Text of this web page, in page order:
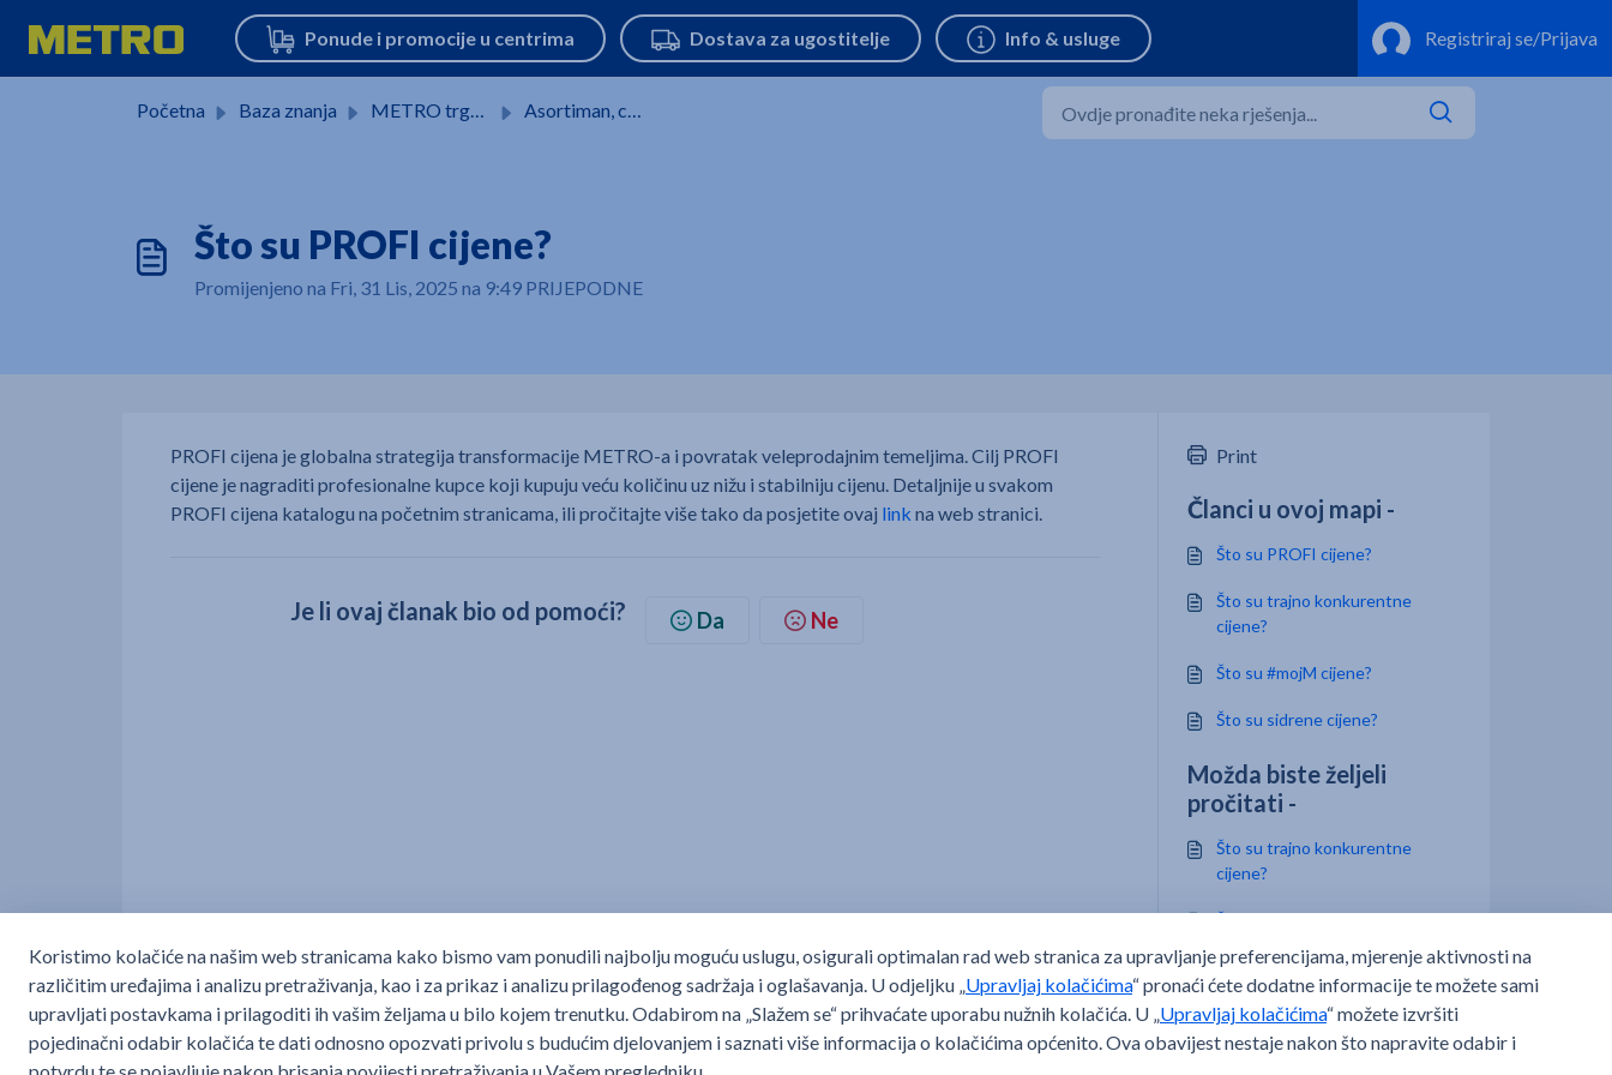
Preskoči na glavni sadržaj
Početna Baza znanja METRO trgovine Asortiman, cijene i promocije
Što su PROFI cijene?
Promijenjeno na Fri, 31 Lis, 2025 na 9:49 PRIJEPODNE
PROFI cijena je globalna strategija transformacije METRO-a i povratak veleprodajnim temeljima. Cilj PROFI
cijene je nagraditi profesionalne kupce koji kupuju veću količinu uz nižu i stabilniju cijenu. Detaljnije u svakom
PROFI cijena katalogu na početnim stranicama, ili pročitajte više tako da posjetite ovaj link na web stranici.
Je li ovaj članak bio od pomoći? Da Ne
Print
Članci u ovoj mapi -
Što su PROFI cijene?
Što su trajno konkurentne
cijene?
Što su #mojM cijene?
Što su sidrene cijene?
Možda biste željeli
pročitati -
Što su trajno konkurentne
cijene?
Što su sidrene cijene?
Što su #mojM cijene?
Tko može instalirati aplikaciju?